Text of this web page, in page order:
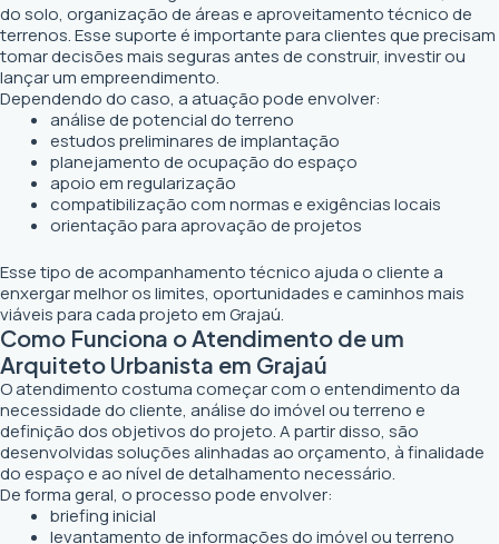
do solo, organização de áreas e aproveitamento técnico de
terrenos. Esse suporte é importante para clientes que precisam
tomar decisões mais seguras antes de construir, investir ou
lançar um empreendimento.
Dependendo do caso, a atuação pode envolver:
análise de potencial do terreno
estudos preliminares de implantação
planejamento de ocupação do espaço
apoio em regularização
compatibilização com normas e exigências locais
orientação para aprovação de projetos
Esse tipo de acompanhamento técnico ajuda o cliente a
enxergar melhor os limites, oportunidades e caminhos mais
viáveis para cada projeto em Grajaú.
Como Funciona o Atendimento de um
Arquiteto Urbanista em Grajaú
O atendimento costuma começar com o entendimento da
necessidade do cliente, análise do imóvel ou terreno e
definição dos objetivos do projeto. A partir disso, são
desenvolvidas soluções alinhadas ao orçamento, à finalidade
do espaço e ao nível de detalhamento necessário.
De forma geral, o processo pode envolver:
briefing inicial
levantamento de informações do imóvel ou terreno